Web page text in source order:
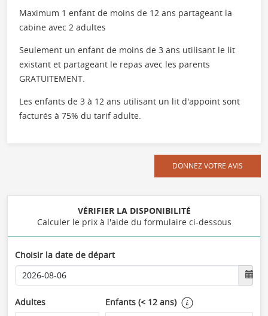
Maximum 1 enfant de moins de 12 ans partageant la
cabine avec 2 adultes
Seulement un enfant de moins de 3 ans utilisant le lit
existant et partageant le repas avec les parents
GRATUITEMENT.
Les enfants de 3 à 12 ans utilisant un lit d'appoint sont
facturés à 75% du tarif adulte.
DONNEZ VOTRE AVIS
VÉRIFIER LA DISPONIBILITÉ
Calculer le prix à l'aide du formulaire ci-dessous
Choisir la date de départ
Adultes Enfants (< 12 ans)